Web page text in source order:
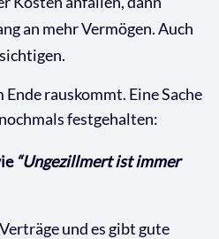
an mehr Vermögen. Auch
rauskommt. Eine Sache
festgehalten:
“Ungezillmert ist immer
und es gibt gute